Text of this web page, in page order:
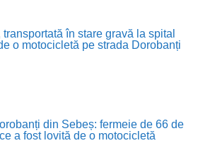
în stare gravă la spital
o motocicletă pe strada Dorobanți
din Sebeș: fermeie de 66 de
a fost lovită de o motocicletă